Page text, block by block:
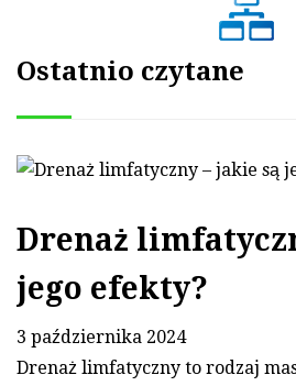
Ostatnio czytane
Drenaż
jego efekty?
3 października 2024
Drenaż limfatyczny to rodzaj